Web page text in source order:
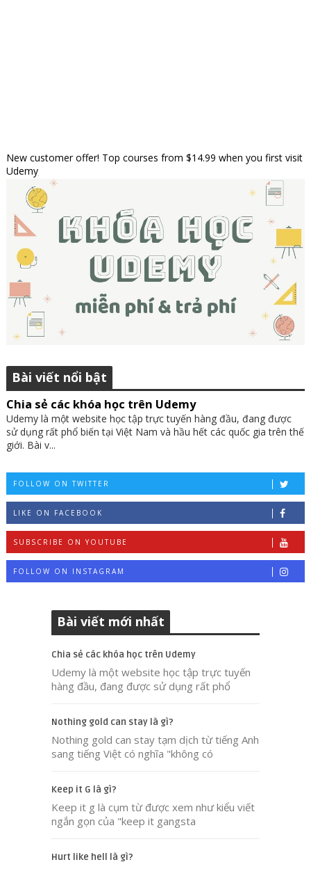
New customer offer! Top courses from $14.99 when you first visit
Udemy
Bài viết nổi bật
Chia sẻ các khóa học trên Udemy
Udemy là một website học tập trực tuyến hàng đầu, đang được
sử dụng rất phổ biến tại Việt Nam và hầu hết các quốc gia trên thế
giới. Bài v...
FOLLOW ON TWITTER
LIKE ON FACEBOOK
SUBSCRIBE ON YOUTUBE
FOLLOW ON INSTAGRAM
Bài viết mới nhất
Chia sẻ các khóa học trên Udemy
Udemy là một website học tập trực tuyến
hàng đầu, đang được sử dụng rất phổ
Nothing gold can stay là gì?
Nothing gold can stay tạm dịch từ tiếng Anh
sang tiếng Việt có nghĩa "không có
Keep it G là gì?
Keep it g là cụm từ được xem như kiểu viết
ngắn gọn của "keep it gangsta
Hurt like hell là gì?